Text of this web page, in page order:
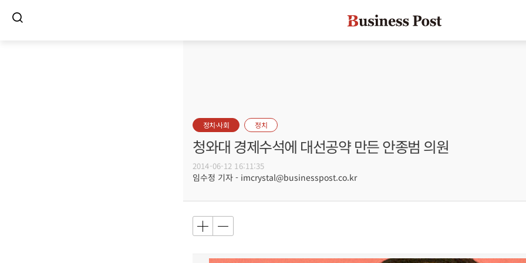
정치·사회 정치
청와대 경제수석에 대선공약 만든 안종범 의원
2014-06-12 16:11:35
임수정 기자 - imcrystal@businesspost.co.kr